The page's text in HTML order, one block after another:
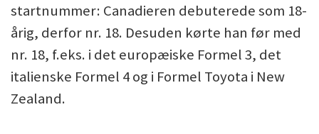
startnummer: Canadieren debuterede som 18-
årig, derfor nr. 18. Desuden kørte han før med
nr. 18, f.eks. i det europæiske Formel 3, det
italienske Formel 4 og i Formel Toyota i New
Zealand.